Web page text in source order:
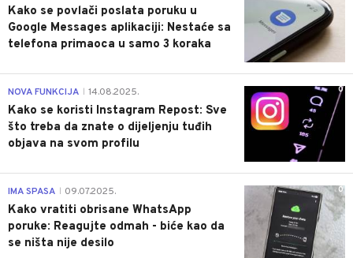
Kako se povlači poslata poruku u
Google Messages aplikaciji: Nestaće sa
telefona primaoca u samo 3 koraka
0
NOVA FUNKCIJA 14.08.2025.
Kako se koristi Instagram Repost: Sve
što treba da znate o dijeljenju tuđih
objava na svom profilu
0
IMA SPASA 09.07.2025.
Kako vratiti obrisane WhatsApp
poruke: Reagujte odmah - biće kao da
se ništa nije desilo